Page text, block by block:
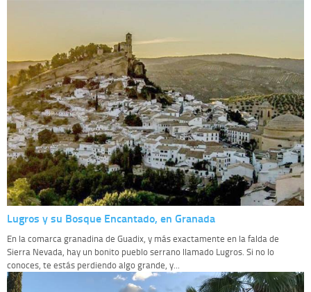
Lugros y su Bosque Encantado, en Granada
En la comarca granadina de Guadix, y más exactamente en la falda de
Sierra Nevada, hay un bonito pueblo serrano llamado Lugros. Si no lo
conoces, te estás perdiendo algo grande, y...